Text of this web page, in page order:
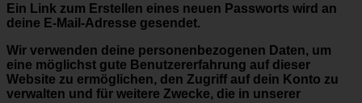
Ein Link zum Erstellen eines neuen Passworts wird an
deine E-Mail-Adresse gesendet.
Wir verwenden deine personenbezogenen Daten, um
eine möglichst gute Benutzererfahrung auf dieser
Website zu ermöglichen, den Zugriff auf dein Konto zu
verwalten und für weitere Zwecke, die in unserer